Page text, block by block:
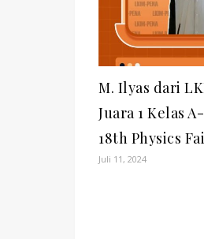
M. Ilyas dari
Juara 1 Kelas
18th Physics
Juli 11, 2024